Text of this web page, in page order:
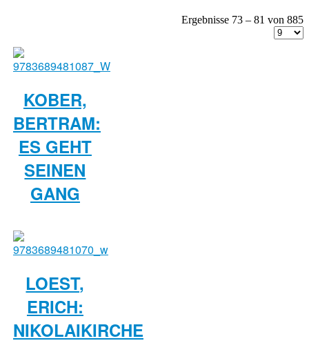
Ergebnisse 73 – 81 von 885
KOBER,
BERTRAM:
ES GEHT
SEINEN
GANG
LOEST,
ERICH:
NIKOLAIKIRCHE